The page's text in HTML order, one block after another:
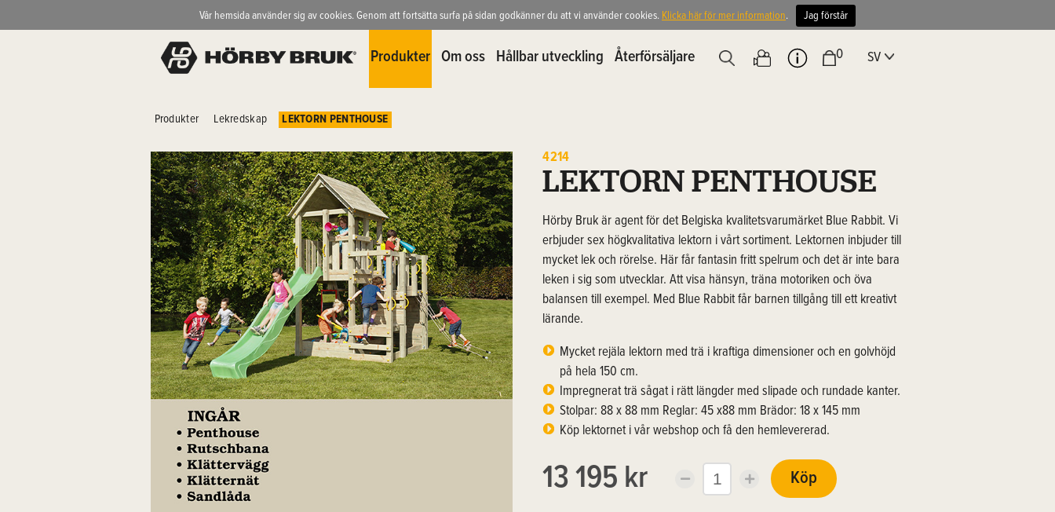
Återförsäljare
Hållbar utveckling
Om oss
Produkter 0 SV
Produkter Lekredskap LEKTORN PENTHOUSE
4214
LEKTORN PENTHOUSE
Hörby Bruk är agent för det Belgiska kvalitetsvarumärket Blue Rabbit. Vi
erbjuder sex högkvalitativa lektorn i vårt sortiment. Lektornen inbjuder till
mycket lek och rörelse. Här får fantasin fritt spelrum och det är inte bara
leken i sig som utvecklar. Att visa hänsyn, träna motoriken och öva
balansen till exempel. Med Blue Rabbit får barnen tillgång till ett kreativt
lärande.
Mycket rejäla lektorn med trä i kraftiga dimensioner och en golvhöjd
på hela 150 cm.
Impregnerat trä sågat i rätt längder med slipade och rundade kanter.
Stolpar: 88 x 88 mm Reglar: 45 x88 mm Brädor: 18 x 145 mm
Köp lektornet i vår webshop och få den hemlevererad.
13 195 kr Köp
Vår hemsida använder sig av cookies. Genom att fortsätta surfa på sidan godkänner du att vi använder cookies. Klicka här för mer information. Jag förstår